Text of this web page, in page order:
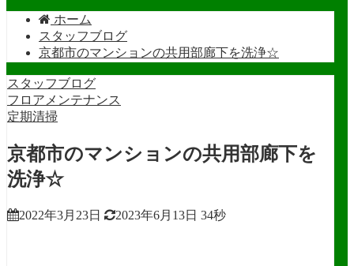
ホーム
スタッフブログ
京都市のマンションの共用部廊下を洗浄☆
スタッフブログ
フロアメンテナンス
定期清掃
京都市のマンションの共用部廊下を
洗浄☆
2022年3月23日 2023年6月13日 34秒